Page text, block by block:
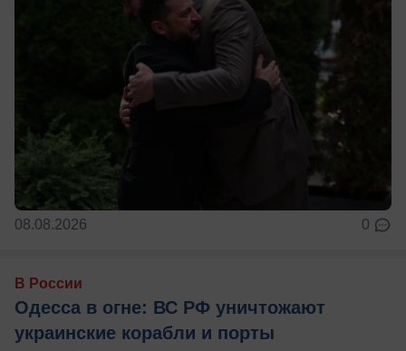
08.08.2026 0
В России
Одесса в огне: ВС РФ уничтожают
украинские корабли и порты